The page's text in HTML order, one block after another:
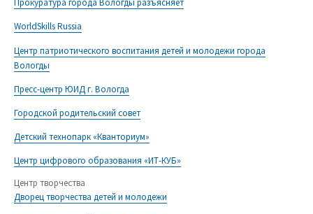
Прокуратура города Вологды разъясняет
WorldSkills Russia
Центр патриотического воспитания детей и молодежи города
Вологды
Пресс-центр ЮИД г. Вологда
Городской родительский совет
Детский технопарк «Кванториум»
Центр цифрового образования «ИТ-КУБ»
Центр творчества
Дворец творчества детей и молодежи